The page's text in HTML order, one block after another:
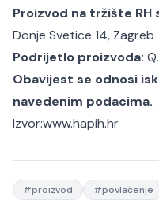
Proizvod na tržište RH
Donje Svetice 14, Zagreb
Podrijetlo proizvoda:
Obavijest se odnosi
navedenim podacima.
Izvor:www.hapih.hr
#proizvod #povlačenje